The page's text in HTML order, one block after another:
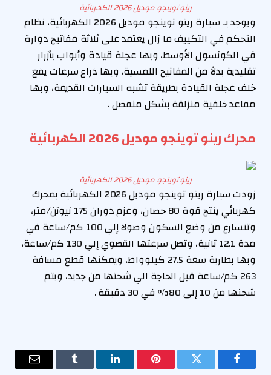
رينو توينجو موديل 2026 الكهربائية
ويوجد بـ سيارة رينو توينجو موديل 2026 الكهربائية، نظام
التحكم في التكييف ما زال يعتمد على ثلاثة مفاتيح دوارة
في الكونسول الأوسط، وبها عجلة قيادة وأبواب بأزرار
تقليدية بدلاً من المفاتيح اللمسية، وبها ذراع سرعات يقع
خلف عجلة القيادة بطريقة تشبه السيارات القديمة، وبها
مقاعد خلفية منزلقة بشكل منفصل .
محرك رينو توينجو موديل 2026 الكهربائية
رينو توينجو موديل 2026 الكهربائية
زودت سيارة رينو توينجو موديل 2026 الكهربائية بمحرك
كهربائي ينتج قوة 80 حصان، وعزم دوران 175 نيوتن/متر،
وتتسارع من وضع السكون وصولا إلي 100 كم/ساعة في
مدة 12.1 ثانية، وتصل سرعتها القصوي إلي 130 كم/ساعة،
وبها بطارية سعة 27.5 كيلوواط، ويمكنها قطع مسافة
263 كم/ساعة قبل الحاجة الي شحنها من جديد، ويتم
شحنها من 10 إلى 80% في 30 دقيقة .
فيسبوك تويتر بينتيريستلينكدإن Tumblr البريد